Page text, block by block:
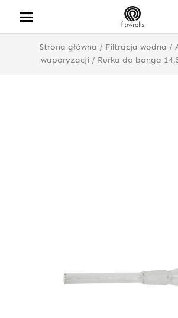
treści
Strona główna / Filtracja wodna /
waporyzacji / Rurka do bonga